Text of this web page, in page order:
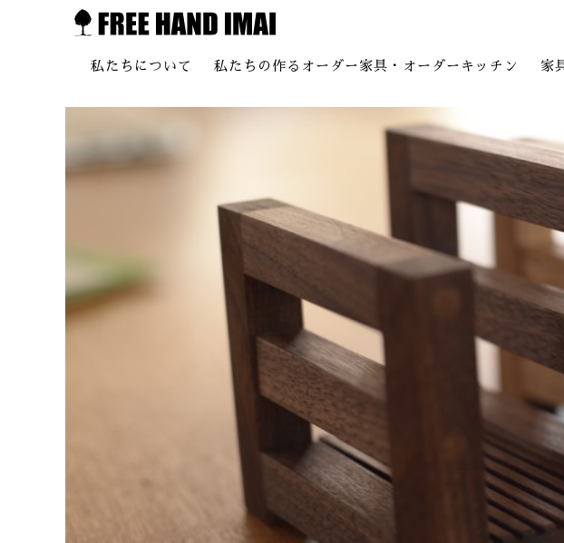
私たちについて 私たちの作るオーダー家具・オーダーキッチン 家